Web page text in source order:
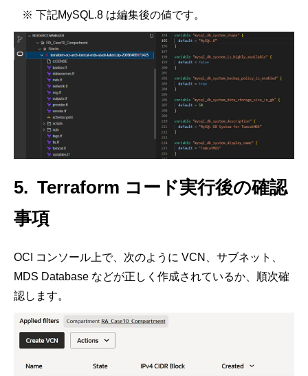
※ 下記MySQL.8 は編集後の値です。
5. Terraform コード実行後の確認
事項
OCI コンソール上で、次のように VCN
、サブネット、
MDS Database などが正しく作成されているか、順次確
認します。